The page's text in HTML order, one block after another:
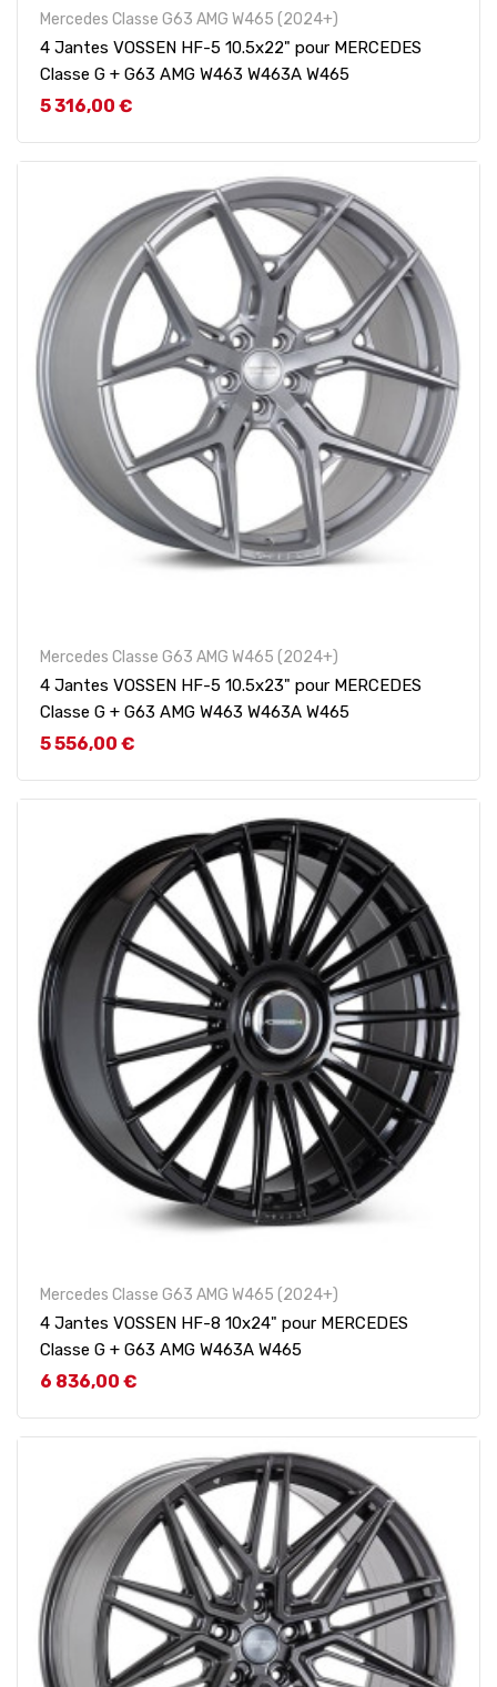
Mercedes Classe G63 AMG W465 (2024+)
4 Jantes VOSSEN HF-5 10.5x22" pour MERCEDES
Classe G + G63 AMG W463 W463A W465
Prix
5 316,00 €
Mercedes Classe G63 AMG W465 (2024+)
4 Jantes VOSSEN HF-5 10.5x23" pour MERCEDES
Classe G + G63 AMG W463 W463A W465
Prix
5 556,00 €
Mercedes Classe G63 AMG W465 (2024+)
4 Jantes VOSSEN HF-8 10x24" pour MERCEDES
Classe G + G63 AMG W463A W465
Prix
6 836,00 €